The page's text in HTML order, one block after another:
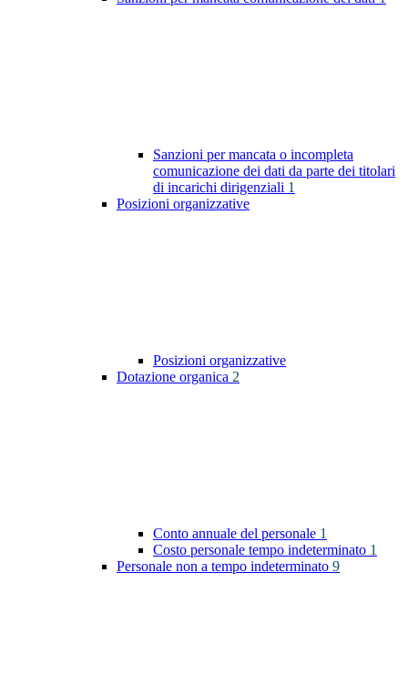
Sanzioni per mancata o incompleta
comunicazione dei dati da parte dei titolari
di incarichi dirigenziali 1
Posizioni organizzative
Posizioni organizzative
Dotazione organica 2
Conto annuale del personale 1
Costo personale tempo indeterminato 1
Personale non a tempo indeterminato 9